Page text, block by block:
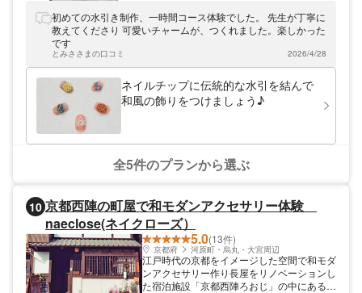
チャレンジできるプラン、水引でアクセサリ
ーや和風小物を作るプランなどをご用意して
い出作りをお手伝いします！京都にお越しの
際はぜひお立ち寄りください。
初めての水引き制作、一時間コース体験でした。 先生が丁寧に
教えてくださり 可愛いチャームが、つくれました。楽しかった
です
とみささまの口コミ 2026/4/28
ネイルチップに伝統的な水引を結んで
和風の飾りをつけましょう♪
全5件のプランから選ぶ
10 京都西陣の町屋で和モダンアクセサリー体験
naeclose(ネイクローズ）
5.0(13件)
京都府 河原町・烏丸・大宮周辺
江戸時代の京都をイメージした空間で和モダ
ンアクセサリー作り長屋をリノベーションし
た宿泊施設「京都西陣ろおじ」の中にある